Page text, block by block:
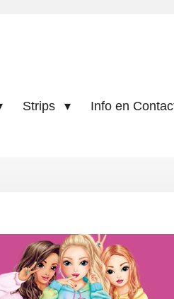
Strips Info en